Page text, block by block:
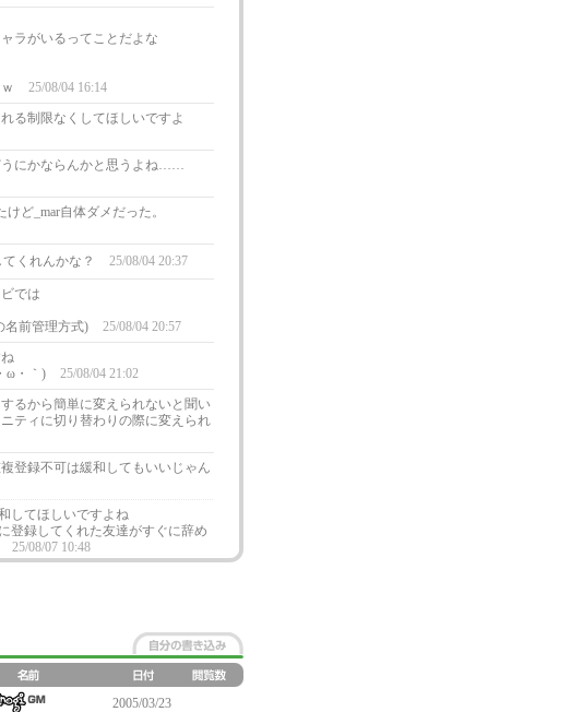
ラがいるってことだよな
25/08/04 16:14
る制限なくしてほしいですよ
うにかならんかと思うよね……
ど_mar自体ダメだった。
くれんかな？ 25/08/04 20:37
では
前管理方式)
25/08/04 20:57
ω・｀)
25/08/04 21:02
るから簡単に変えられないと聞い
ティに切り替わりの際に変えられ
登録不可は緩和してもいいじゃん
してほしいですよね
登録してくれた友達がすぐに辞め
25/08/07 10:48
2005/03/23